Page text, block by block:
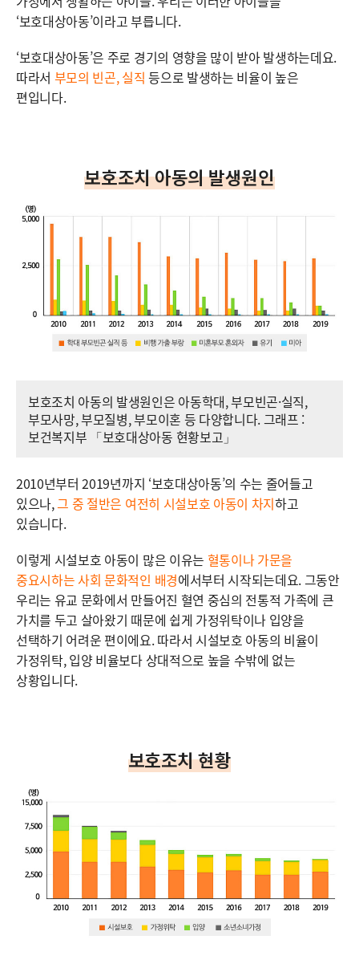
‘보호대상아동’이라고 부릅니다.
‘보호대상아동’은 주로 경기의 영향을 많이 받아 발생하는데요.
따라서 부모의 빈곤, 실직 등으로 발생하는 비율이 높은
편입니다.
보호조치 아동의 발생원인
보호조치 아동의 발생원인은 아동학대, 부모빈곤·실직,
부모사망, 부모질병, 부모이혼 등 다양합니다. 그래프 :
보건복지부 「보호대상아동 현황보고」
2010년부터 2019년까지 ‘보호대상아동’의 수는 줄어들고
있으나,그 중 절반은 여전히 시설보호 아동이 차지하고
있습니다.
이렇게 시설보호 아동이 많은 이유는 혈통이나 가문을
중요시하는 사회 문화적인 배경에서부터 시작되는데요. 그동안
우리는 유교 문화에서 만들어진 혈연 중심의 전통적 가족에 큰
가치를 두고 살아왔기 때문에 쉽게 가정위탁이나 입양을
선택하기 어려운 편이에요. 따라서 시설보호 아동의 비율이
가정위탁, 입양 비율보다 상대적으로 높을 수밖에 없는
상황입니다.
보호조치 현황